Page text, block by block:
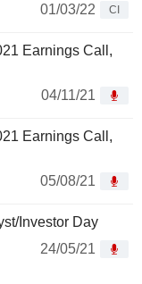
01/03/22
CI
Earnings Call,
04/11/21
Earnings Call,
05/08/21
Investor Day
24/05/21